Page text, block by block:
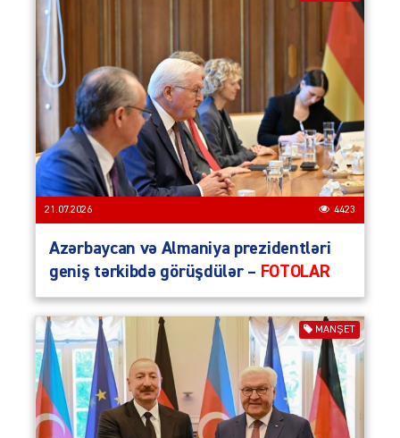
21.07.2026 4423
Azərbaycan və Almaniya prezidentləri
geniş tərkibdə görüşdülər – FOTOLAR
MANŞET